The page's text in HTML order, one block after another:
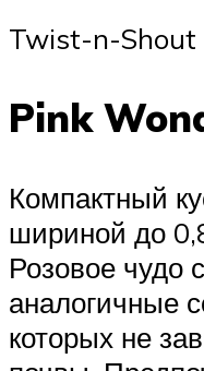
Twist-n-Shout
Pink
Компактный
шириной до
Розовое чудо
аналогичные
которых не